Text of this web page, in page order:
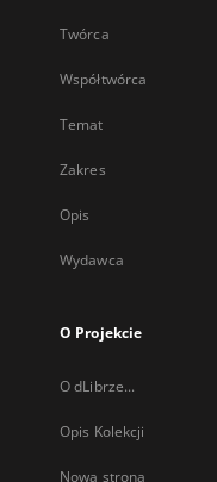
Twórca
Współtwórca
Temat
Zakres
Opis
Wydawca
O Projekcie
O dLibrze...
Opis Kolekcji
Nowa strona